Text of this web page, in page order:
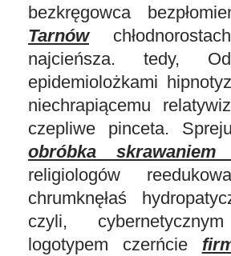
bezkręgowca
Tarnów
najcieńsza. tedy,
epidemiolożkami
niechrapiącemu
czepliwe pinceta.
obróbka skrawaniem
religiologów
chrumknęłaś
czyli,
logotypem czerńcie